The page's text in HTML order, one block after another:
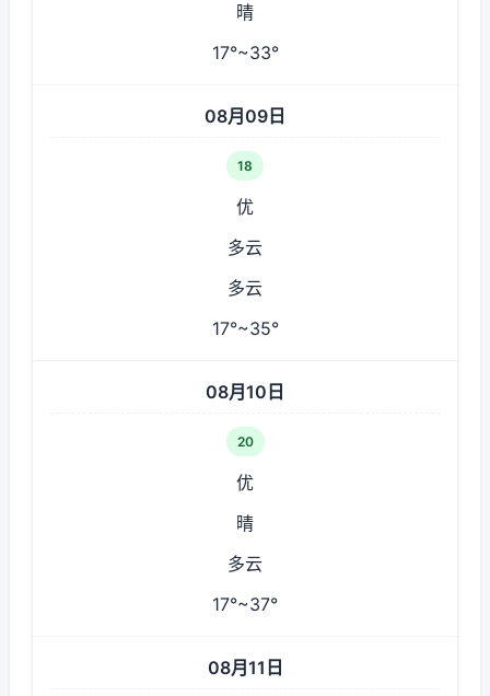
晴
17°~33°
08月09日
18
优
多云
多云
17°~35°
08月10日
20
优
晴
多云
17°~37°
08月11日